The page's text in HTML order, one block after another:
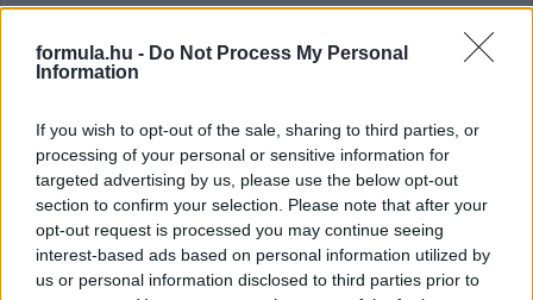
formula.hu - Do Not Process My Personal
Information
If you wish to opt-out of the sale, sharing to third parties, or
processing of your personal or sensitive information for
targeted advertising by us, please use the below opt-out
section to confirm your selection. Please note that after your
opt-out request is processed you may continue seeing
interest-based ads based on personal information utilized by
us or personal information disclosed to third parties prior to
07:36
"Mintha kormányszervó nélkül vezetnék" - jelenti Verstappen a
hátránya Gaslyval szemben.
07:34
A 10. helyért is megy egy csata: Hadjar próbálná támadni az
utolsó pontszerző helyért Lindbladot.